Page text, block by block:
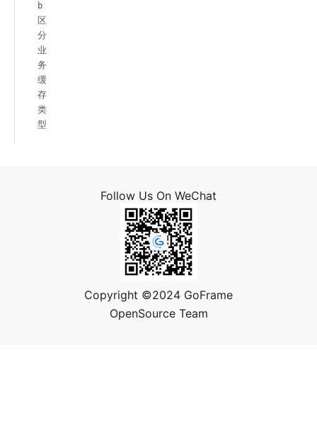
b
区
分
业
务
缓
存
类
型
Follow Us On WeChat
Copyright ©2024 GoFrame
OpenSource Team